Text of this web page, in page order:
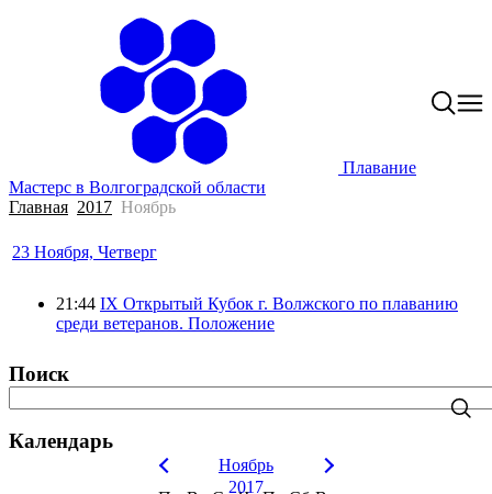
Плавание
Мастерс в Волгоградской области
Главная 2017 Ноябрь
23 Ноября, Четверг
21:44 IX Открытый Кубок г. Волжского по плаванию
среди ветеранов. Положение
Поиск
Календарь
Ноябрь
2017